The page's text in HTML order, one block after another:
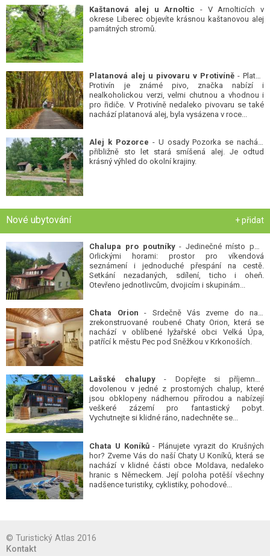
Kaštanová alej u Arnoltic - V Arnolticích v
okrese Liberec objevíte krásnou kaštanovou alej
památných stromů.
Platanová alej u pivovaru v Protivíně - Platan
Protivín je známé pivo, značka nabízí i
nealkoholickou verzi, velmi chutnou a vhodnou i
pro řidiče. V Protivíně nedaleko pivovaru se také
nachází platanová alej, byla vysázena v roce...
Alej k Pozorce - U osady Pozorka se nachází
přibližně sto let stará smíšená alej. Je odtud
krásný výhled do okolní krajiny.
Nové ubytování + přidat
Chalupa pro poutníky- Jedinečné místo pod
Orlickými horami: prostor pro víkendová
seznámení i jednoduché přespání na cestě.
Setkání nezadaných, sdílení, ticho i oheň.
Otevřeno jednotlivcům, dvojicím i skupinám...
Chata Orion - Srdečně Vás zveme do naší
zrekonstruované roubené Chaty Orion, která se
nachází v oblíbené lyžařské obci Velká Úpa,
patřící k městu Pec pod Sněžkou v Krkonoších.
Lašské chalupy- Dopřejte si příjemnou
dovolenou v jedné z prostorných chalup, které
jsou obklopeny nádhernou přírodou a nabízejí
veškeré zázemí pro fantastický pobyt.
Vychutnejte si klidné ráno, nadechněte se...
Chata U Koníků- Plánujete vyrazit do Krušných
hor? Zveme Vás do naší Chaty U Koníků, která se
nachází v klidné části obce Moldava, nedaleko
hranic s Německem. Její poloha potěší všechny
nadšence turistiky, cyklistiky, pohodové...
© Turistický Atlas 2016
Kontakt